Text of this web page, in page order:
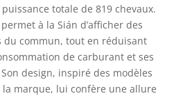
totale de 819 chevaux.
à la Sián d’afficher des
du commun, tout en réduisant
de carburant et ses
design, inspiré des modèles
marque, lui confère une allure